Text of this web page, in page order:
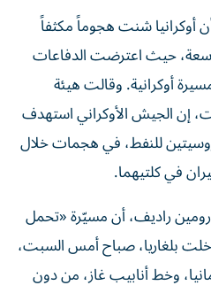
أوكرانيا شنت هجوماً مكثفاً
حيث اعترضت الدفاعات
الروسية ودمّرت 397 مسيرة أوكرانية. وقالت هيئة
‌إن الجيش ‌الأوكراني استهدف
للنفط، في هجمات خلال
في ​كلتيهما.
رومين راديف، أن مسيّرة «تحمل
بلغاريا، صباح أمس السبت،
وخط أنابيب غاز، من دون